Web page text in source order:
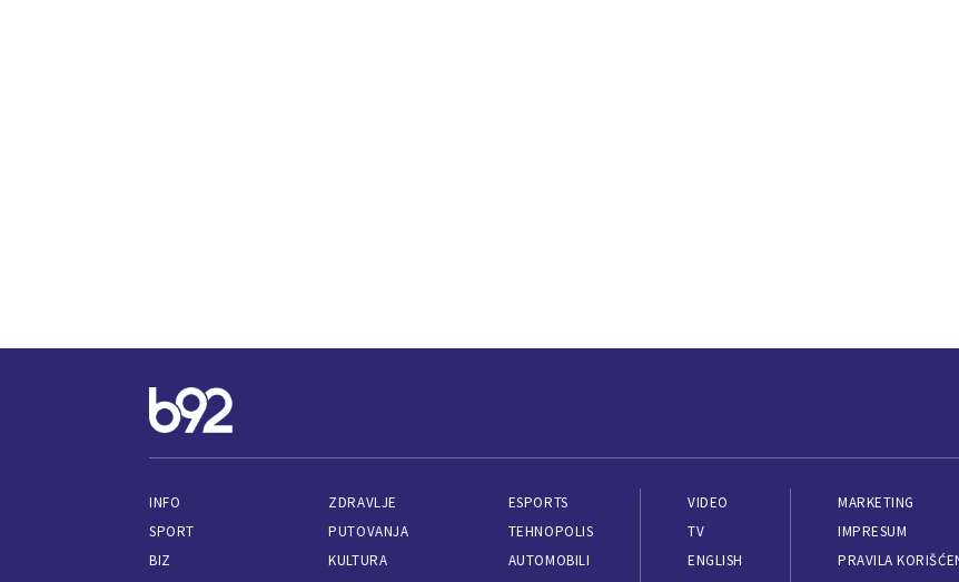
INFO
SPORT
BIZ
ZDRAVLJE
PUTOVANJA
KULTURA
ESPORTS
TEHNOPOLIS
AUTOMOBILI
VIDEO
TV
ENGLISH
MARKETING
IMPRESUM
PRAVILA